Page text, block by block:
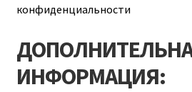
конфиденциальности
ИНФОРМАЦИЯ: